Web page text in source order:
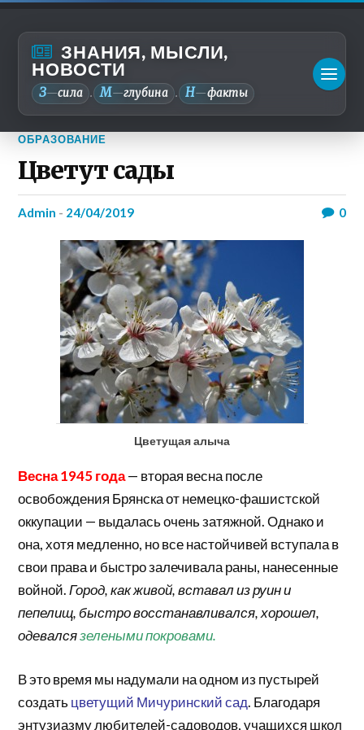
ЗНАНИЯ, МЫСЛИ,
НОВОСТИ
З—сила . М—глубина . Н—факты
ОБРАЗОВАНИЕ
Цветут сады
admin - 24/04/2019 0
Цветущая алыча
Весна 1945 года— вторая весна после
освобождения Брянска от немецко-фашистской
оккупации — выдалась очень затяжной. Однако и
она, хотя медленно, но все настойчивей вступала в
свои права и быстро залечивала раны, нанесенные
войной.Город, как живой, вставал из руин и
пепелищ, быстро восстанавливался, хорошел,
одевалсязелеными покровами.
В это время мы надумали на одном из пустырей
создатьцветущий Мичуринский сад. Благодаря
энтузиазму любителей-садоводов, учащихся школ